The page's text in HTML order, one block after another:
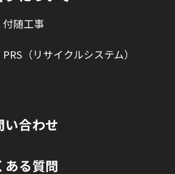
付随工事
PRS（リサイクルシステム）
い合わせ
ある質問